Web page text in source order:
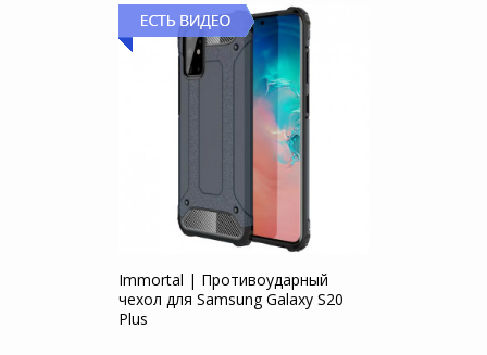
Immortal | Противоударный
чехол для Samsung Galaxy S20
Plus